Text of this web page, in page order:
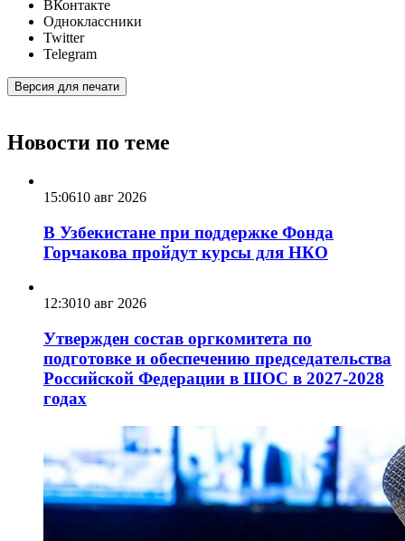
ВКонтакте
Одноклассники
Twitter
Telegram
Версия для печати
Новости по теме
15:0610 авг 2026
В Узбекистане при поддержке Фонда
Горчакова пройдут курсы для НКО
12:3010 авг 2026
Утвержден состав оргкомитета по
подготовке и обеспечению председательства
Российской Федерации в ШОС в 2027-2028
годах